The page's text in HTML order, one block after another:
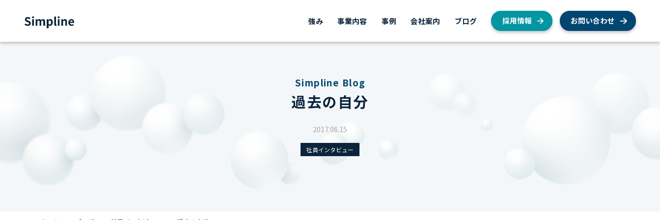
強み 事業内容 事例 会社案内 ブログ 採用情報 お問い合わせ
Simpline Blog
過去の自分
2017.06.15
社員インタビュー